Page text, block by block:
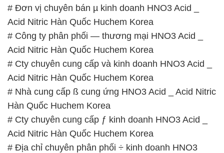
# Đơn vị chuyên bán µ kinh doanh HNO3 Acid _
Acid Nitric Hàn Quốc Huchem Korea
# Công ty phân phối — thương mại HNO3 Acid _
Acid Nitric Hàn Quốc Huchem Korea
# Cty chuyên cung cấp và kinh doanh HNO3 Acid _
Acid Nitric Hàn Quốc Huchem Korea
# Nhà cung cấp ß cung ứng HNO3 Acid _ Acid Nitric
Hàn Quốc Huchem Korea
# Cty chuyên cung cấp ƒ kinh doanh HNO3 Acid _
Acid Nitric Hàn Quốc Huchem Korea
# Địa chỉ chuyên phân phối ÷ kinh doanh HNO3